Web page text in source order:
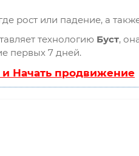
рост или падение, а
технологию Буст,
первых 7 дней.
и Начать продвижение